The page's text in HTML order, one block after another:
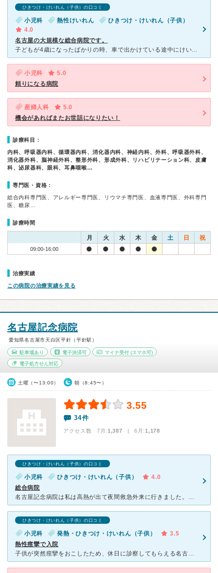
ひきつけ・けいれん（子供）の口コミ
小児科 熱性けいれん
ひきつけ・けいれん（子供）
4.0
名古屋の大規模な総合病院です。
子どもが4歳になったばかりの時、車で出かけている途中にけいれんを起こし、ショッピングセンターの駐車場から救急車で運ばれたのがこの病院でした。 名古屋はまったく分からないのですが、地元ではかなり大きい
小児科
5.0
頼りになる病院
産婦人科
5.0
機会があればまたお世話になりたい！
診療科目：
内科、呼吸器内科、循環器内科、消化器内科、神経内科、外科、呼吸器外科、
消化器外科、脳神経外科、整形外科、形成外科、リハビリテーション科、皮膚
科、泌尿器科、眼科、耳鼻咽喉…
専門医・資格：
総合内科専門医、アレルギー専門医、リウマチ専門医、血液専門医、外科専門
医、糖尿…
診療時間
月 火 水 木 金 土 日 祝
09:00-16:00
治療実績
この病院の治療実績を見る
名古屋記念病院
愛知県名古屋市天白区平針（平針駅）
駐車場あり 電子決済可 マイナ受付 (スマホ可)
電子処方せん対応
土曜（〜13:00） 朝（8:45〜）
3.55
34件
アクセス数 7月:1,387 | 6月:1,178
ひきつけ・けいれん（子供）の口コミ
小児科 ひきつけ・けいれん（子供）
4.0
総合病院
名古屋記念病院は私は高熱が出て夜間救急外来に行きました。夜間はかなり人が混み合っていて、順番がくるまでかなり待たされました。 そして先日息子が初めて入院しました。熱性痙攣で救急車で運ばれてそのまま入
ひきつけ・けいれん（子供）の口コミ
小児科 発熱・ひきつけ・けいれん（子供）
3.5
熱性痙攣で入院
子供が突然痙攣をおこしたため、休日に診察してもらえる名古屋記念病院を紹介してもらいました。 休日の救急外来だったこともあり待ち時間は結構ありました。 1歳で初めての痙攣をおこしたので、検査も兼ねて